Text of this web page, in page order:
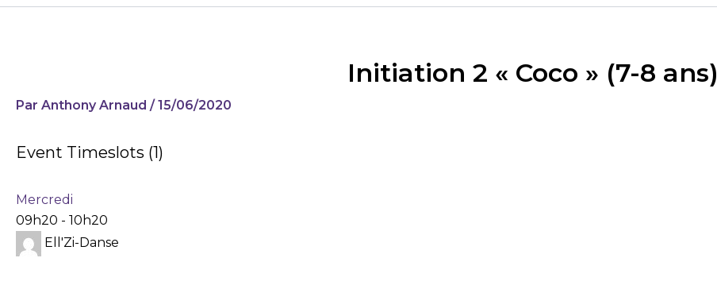
Initiation 2 « Coco » (7-8 ans)
Par Anthony Arnaud /15/06/2020
Event Timeslots (1)
Mercredi
09h20 - 10h20
Ell'Zi-Danse